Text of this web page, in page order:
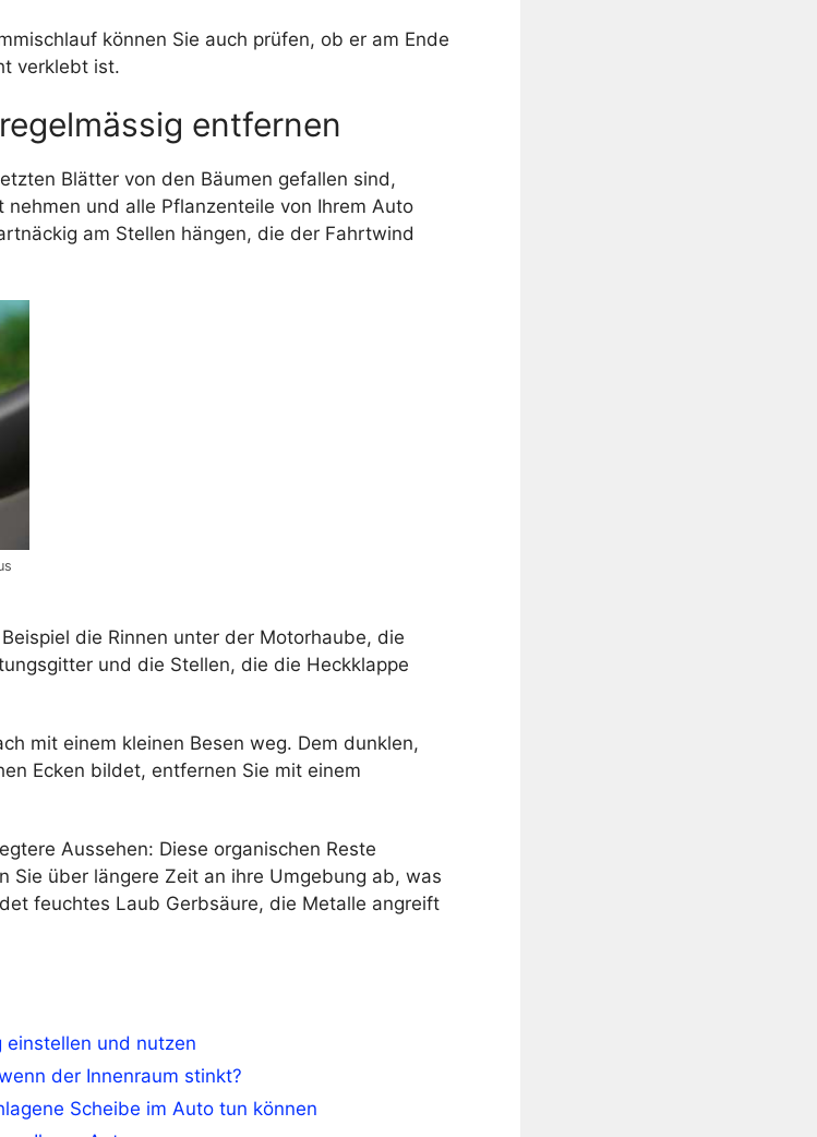
können Sie auch prüfen, ob er am Ende
verklebt ist.
entfernen
Blätter von den Bäumen gefallen sind,
und alle Pflanzenteile von Ihrem Auto
am Stellen hängen, die der Fahrtwind
die Rinnen unter der Motorhaube, die
und die Stellen, die die Heckklappe
mit einem kleinen Besen weg. Dem dunklen,
Ecken bildet, entfernen Sie mit einem
Aussehen: Diese organischen Reste
Sie über längere Zeit an ihre Umgebung ab, was
feuchtes Laub Gerbsäure, die Metalle angreift
einstellen und nutzen
der Innenraum stinkt?
Scheibe im Auto tun können